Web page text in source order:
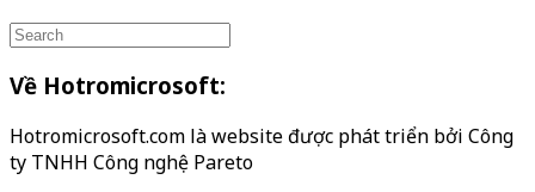
Về Hotromicrosoft:
Hotromicrosoft.com là website được phát triển bởi Công
ty TNHH Công nghệ Pareto